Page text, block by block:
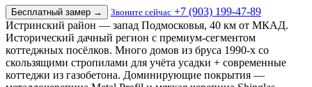
Бесплатный замер → Звоните сейчас +7 (903) 199-47-89
Истринский район — запад Подмосковья, 40 км от МКАД.
Исторический дачный регион с премиум-сегментом
коттеджных посёлков. Много домов из бруса 1990-х со
скользящими стропилами для учёта усадки + современные
коттеджи из газобетона. Доминирующие покрытия —